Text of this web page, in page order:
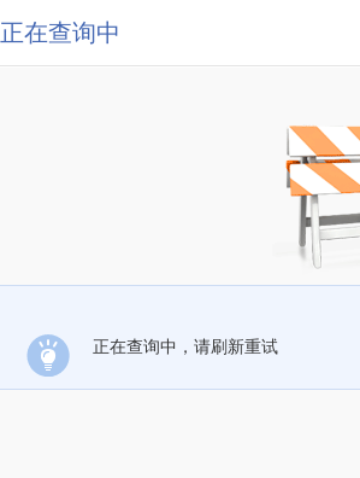
正在查询中
正在查询中，请刷新重试